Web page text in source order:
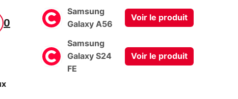
0
Samsung
Galaxy A56
Voir le produit
Samsung
Galaxy S24
FE
Voir le produit